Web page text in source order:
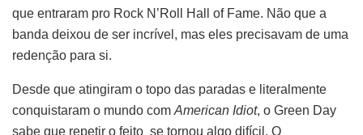
que entraram pro Rock N’Roll Hall of Fame. Não que a
banda deixou de ser incrível, mas eles precisavam de uma
redenção para si.
Desde que atingiram o topo das paradas e literalmente
conquistaram o mundo com American Idiot, o Green Day
sabe que repetir o feito se tornou algo difícil. O